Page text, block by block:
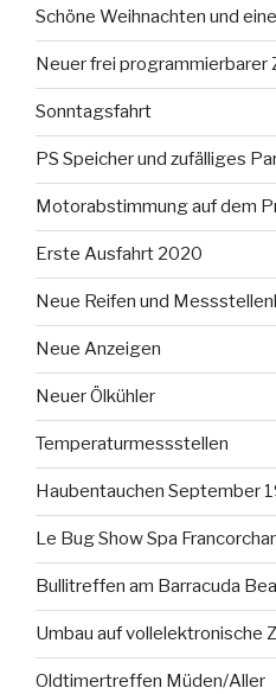
Schöne Weihnachten und
Neuer frei programmierbarer
Sonntagsfahrt
PS Speicher und zufälliges
Motorabstimmung auf dem
Erste Ausfahrt 2020
Neue Reifen und
Neue Anzeigen
Neuer Ölkühler
Temperaturmessstellen
Haubentauchen September
Le Bug Show Spa
Bullitreffen am Barracuda
Umbau auf vollelektronische
Oldtimertreffen Müden/Aller